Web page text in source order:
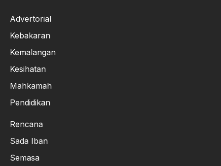
Advertorial
Kebakaran
Kemalangan
Kesihatan
Mahkamah
Pendidikan
Rencana
Sada Iban
Semasa